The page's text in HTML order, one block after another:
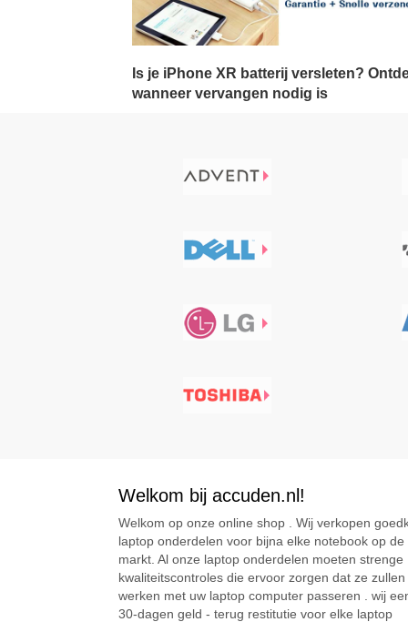
Is je iPhone XR batterij versleten?
wanneer vervangen nodig is
Welkom bij accuden.nl!
Welkom op onze online shop . Wij verkopen
laptop onderdelen voor bijna elke notebook op de
markt. Al onze laptop onderdelen moeten strenge
kwaliteitscontroles die ervoor zorgen dat ze zullen
werken met uw laptop computer passeren . wij
30-dagen geld - terug restitutie voor elke laptop